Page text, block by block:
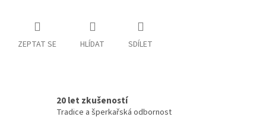
ZEPTAT SE HLÍDAT SDÍLET
20 let zkušeností
Tradice a šperkařská odbornost